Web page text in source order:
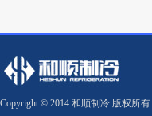
Copyright © 2014 和顺制冷 版权所有